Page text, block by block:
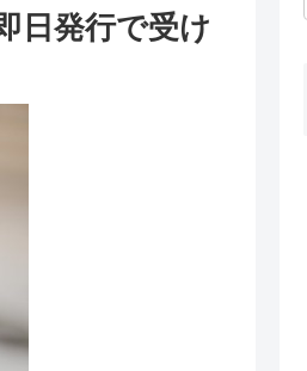
日発行で受け